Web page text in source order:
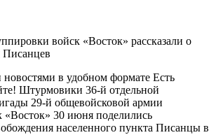
в удобном формате Есть
Штурмовики 36-й отдельной
29-й общевойсковой армии
«Восток» 30 июня поделились
населенного пункта Писанцы в